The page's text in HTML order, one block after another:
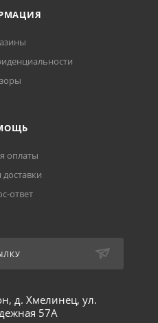
оплаты
ответ
д. Хмелинец, ул.
57А